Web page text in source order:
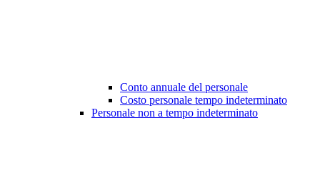
Conto annuale del personale
Costo personale tempo indeterminato
Personale non a tempo indeterminato